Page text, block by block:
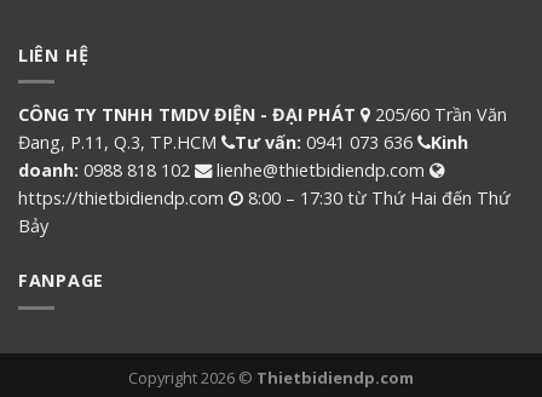
LIÊN HỆ
CÔNG TY TNHH TMDV ĐIỆN - ĐẠI PHÁT
205/60 Trần Văn
Đang, P.11, Q.3, TP.HCM
Tư vấn: 0941 073 636
Kinh
doanh: 0988 818 102
lienhe@thietbidiendp.com
https://thietbidiendp.com
8:00 – 17:30 từ Thứ Hai đến Thứ
Bảy
FANPAGE
Copyright 2026 © Thietbidiendp.com